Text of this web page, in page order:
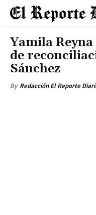
Yamila
de
Sánchez
By Redacción El Reporte